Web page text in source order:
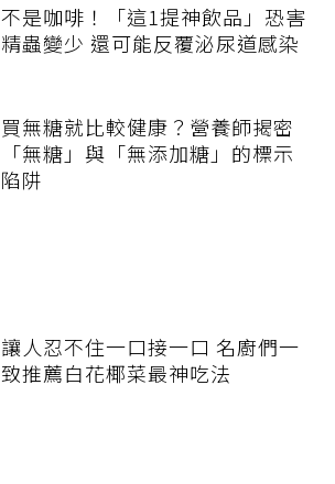
不是咖啡！「這1提神飲品」恐害
精蟲變少 還可能反覆泌尿道感染
買無糖就比較健康？營養師揭密
「無糖」與「無添加糖」的標示
陷阱
讓人忍不住一口接一口 名廚們一
致推薦白花椰菜最神吃法